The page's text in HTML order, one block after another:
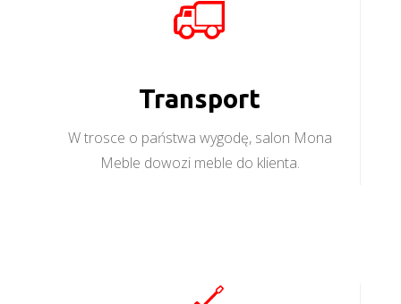
Transport
W trosce o państwa wygodę, salon Mona
Meble dowozi meble do klienta.